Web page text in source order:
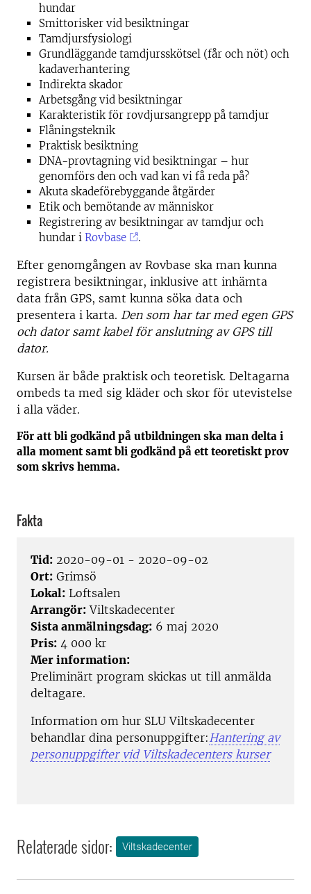
hundar
Smittorisker vid besiktningar
Tamdjursfysiologi
Grundläggande tamdjursskötsel (får och nöt) och
kadaverhantering
Indirekta skador
Arbetsgång vid besiktningar
Karakteristik för rovdjursangrepp på tamdjur
Flåningsteknik
Praktisk besiktning
DNA-provtagning vid besiktningar – hur
genomförs den och vad kan vi få reda på?
Akuta skadeförebyggande åtgärder
Etik och bemötande av människor
Registrering av besiktningar av tamdjur och
hundar i Rovbase .
Efter genomgången av Rovbase ska man kunna
registrera besiktningar, inklusive att inhämta
data från GPS, samt kunna söka data och
presentera i karta. Den som har tar med egen GPS
och dator samt kabel för anslutning av GPS till
dator.
Kursen är både praktisk och teoretisk. Deltagarna
ombeds ta med sig kläder och skor för utevistelse
i alla väder.
För att bli godkänd på utbildningen ska man delta i
alla moment samt bli godkänd på ett teoretiskt prov
som skrivs hemma.
Fakta
Tid: 2020-09-01 - 2020-09-02
Ort: Grimsö
Lokal: Loftsalen
Arrangör: Viltskadecenter
Sista anmälningsdag: 6 maj 2020
Pris: 4 000 kr
Mer information:
Preliminärt program skickas ut till anmälda
deltagare.
Information om hur SLU Viltskadecenter
behandlar dina personuppgifter: Hantering av
personuppgifter vid Viltskadecenters kurser
Relaterade sidor: Viltskadecenter